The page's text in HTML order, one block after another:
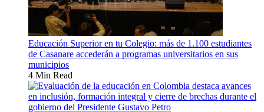
Educación Superior en tu Colegio: más de 1.100 estudiantes
de Casanare accederán a programas universitarios en sus
municipios
4 Min Read